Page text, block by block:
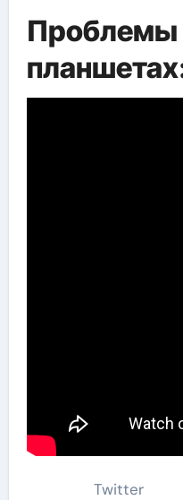
Проблемы
Twitter